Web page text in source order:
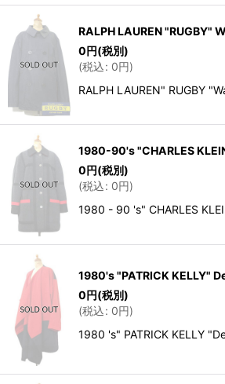
RALPH LAUREN
0円(税別)
(税込: 0円)
RALPH LAUREN"
1980-90's "CHARLES
0 円(税別)
(税込: 0円)
1980 - 90 's" CHARLES
1980's "PATRICK KELLY"
0 円(税別)
(税込: 0円)
1980 's" PATRICK